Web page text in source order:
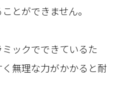
とができません。
ックでできているた
無理な力がかかると耐